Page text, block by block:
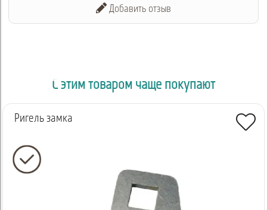
Добавить отзыв
С этим товаром чаще покупают
Ригель замка